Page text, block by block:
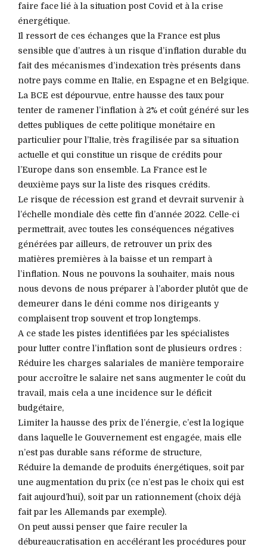
faire face lié à la situation post Covid et à la crise
énergétique.
Il ressort de ces échanges que la France est plus
sensible que d’autres à un risque d’inflation durable du
fait des mécanismes d’indexation très présents dans
notre pays comme en Italie, en Espagne et en Belgique.
La BCE est dépourvue, entre hausse des taux pour
tenter de ramener l’inflation à 2% et coût généré sur les
dettes publiques de cette politique monétaire en
particulier pour l’Italie, très fragilisée par sa situation
actuelle et qui constitue un risque de crédits pour
l’Europe dans son ensemble. La France est le
deuxième pays sur la liste des risques crédits.
Le risque de récession est grand et devrait survenir à
l’échelle mondiale dès cette fin d’année 2022. Celle-ci
permettrait, avec toutes les conséquences négatives
générées par ailleurs, de retrouver un prix des
matières premières à la baisse et un rempart à
l’inflation. Nous ne pouvons la souhaiter, mais nous
nous devons de nous préparer à l’aborder plutôt que de
demeurer dans le déni comme nos dirigeants y
complaisent trop souvent et trop longtemps.
A ce stade les pistes identifiées par les spécialistes
pour lutter contre l’inflation sont de plusieurs ordres :
Réduire les charges salariales de manière temporaire
pour accroître le salaire net sans augmenter le coût du
travail, mais cela a une incidence sur le déficit
budgétaire,
Limiter la hausse des prix de l’énergie, c’est la logique
dans laquelle le Gouvernement est engagée, mais elle
n’est pas durable sans réforme de structure,
Réduire la demande de produits énergétiques, soit par
une augmentation du prix (ce n’est pas le choix qui est
fait aujourd’hui), soit par un rationnement (choix déjà
fait par les Allemands par exemple).
On peut aussi penser que faire reculer la
débureaucratisation en accélérant les procédures pour